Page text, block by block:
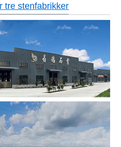
tre stenfabrikker